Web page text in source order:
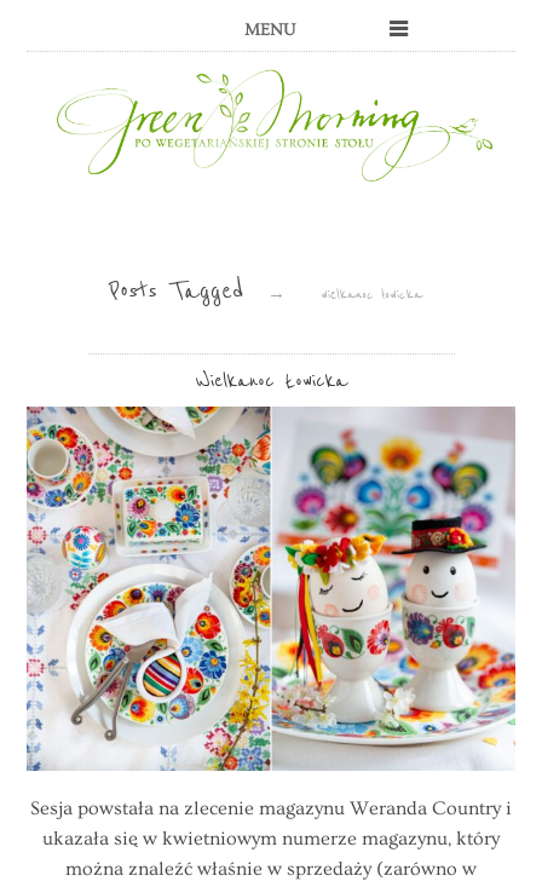
MENU
Posts Tagged → wielkanoc łowicka
Wielkanoc Łowicka
Sesja powstała na zlecenie magazynu Weranda Country i
ukazała się w kwietniowym numerze magazynu, który
można znaleźć właśnie w sprzedaży (zarówno w